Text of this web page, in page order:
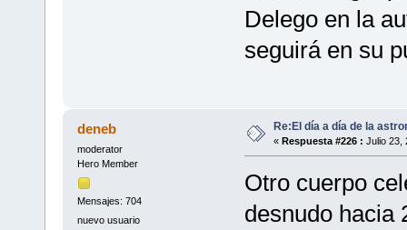
Delego en la
seguirá en su
deneb
moderator
Hero Member
Mensajes: 704
nuevo usuario
Re:El día a día de la
« Respuesta #226 : Julio 23,
Otro cuerpo
desnudo hacia